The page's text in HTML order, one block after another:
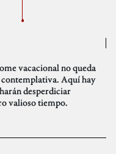
vacacional no queda
contemplativa. Aquí hay
desperdiciar
valioso tiempo.